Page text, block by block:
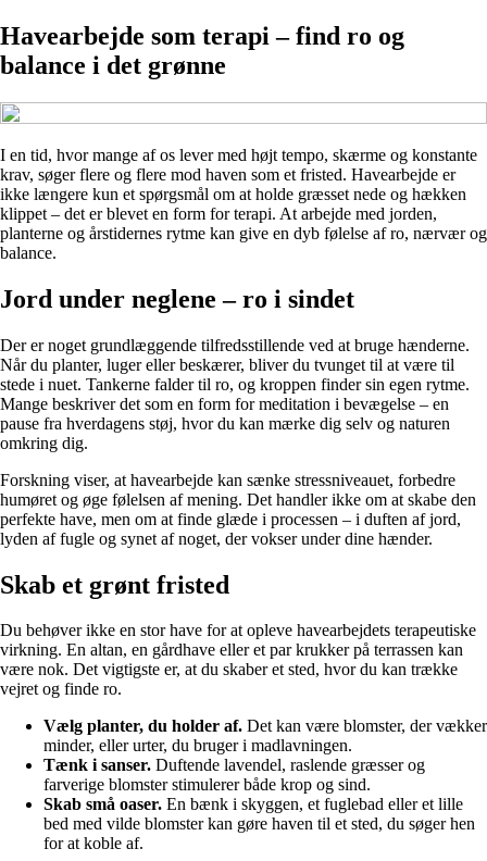
Havearbejde som terapi – find ro og
balance i det grønne
I en tid, hvor mange af os lever med højt tempo, skærme og konstante
krav, søger flere og flere mod haven som et fristed. Havearbejde er
ikke længere kun et spørgsmål om at holde græsset nede og hækken
klippet – det er blevet en form for terapi. At arbejde med jorden,
planterne og årstidernes rytme kan give en dyb følelse af ro, nærvær og
balance.
Jord under neglene – ro i sindet
Der er noget grundlæggende tilfredsstillende ved at bruge hænderne.
Når du planter, luger eller beskærer, bliver du tvunget til at være til
stede i nuet. Tankerne falder til ro, og kroppen finder sin egen rytme.
Mange beskriver det som en form for meditation i bevægelse – en
pause fra hverdagens støj, hvor du kan mærke dig selv og naturen
omkring dig.
Forskning viser, at havearbejde kan sænke stressniveauet, forbedre
humøret og øge følelsen af mening. Det handler ikke om at skabe den
perfekte have, men om at finde glæde i processen – i duften af jord,
lyden af fugle og synet af noget, der vokser under dine hænder.
Skab et grønt fristed
Du behøver ikke en stor have for at opleve havearbejdets terapeutiske
virkning. En altan, en gårdhave eller et par krukker på terrassen kan
være nok. Det vigtigste er, at du skaber et sted, hvor du kan trække
vejret og finde ro.
Vælg planter, du holder af. Det kan være blomster, der vækker
minder, eller urter, du bruger i madlavningen.
Tænk i sanser. Duftende lavendel, raslende græsser og
farverige blomster stimulerer både krop og sind.
Skab små oaser. En bænk i skyggen, et fuglebad eller et lille
bed med vilde blomster kan gøre haven til et sted, du søger hen
for at koble af.